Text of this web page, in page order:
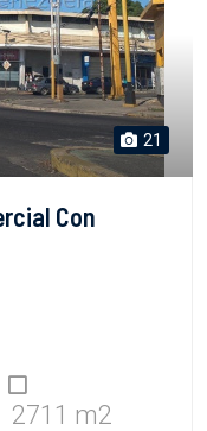
21
Con
2711 m2